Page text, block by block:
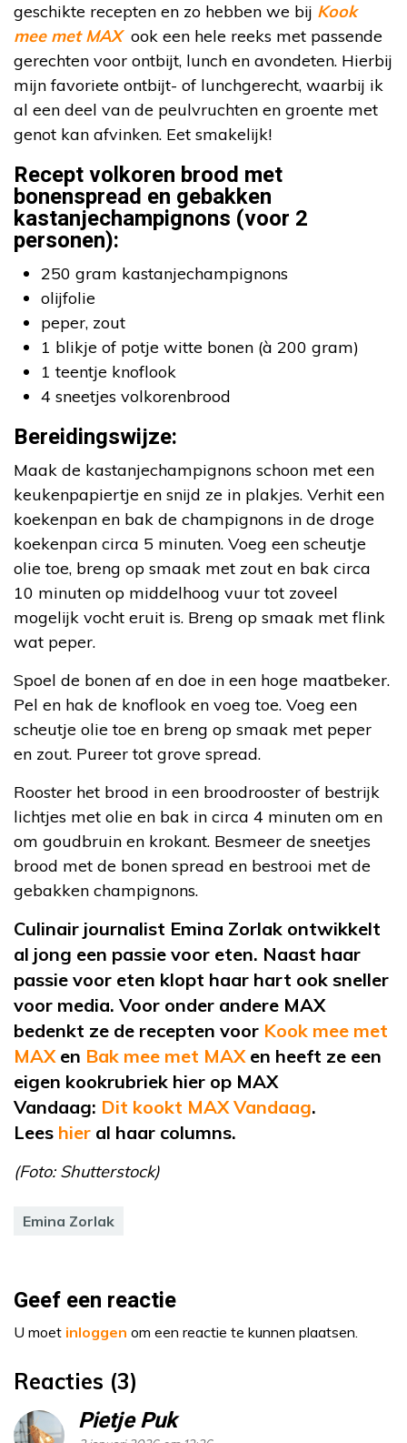
geschikte recepten en zo hebben we bij Kook
mee met MAXook een hele reeks met passende
gerechten voor ontbijt, lunch en avondeten. Hierbij
mijn favoriete ontbijt- of lunchgerecht, waarbij ik
al een deel van de peulvruchten en groente met
genot kan afvinken. Eet smakelijk!
Recept volkoren brood met
bonenspread en gebakken
kastanjechampignons (voor 2
personen):
250 gram kastanjechampignons
olijfolie
peper, zout
1 blikje of potje witte bonen (à 200 gram)
1 teentje knoflook
4 sneetjes volkorenbrood
Bereidingswijze:
Maak de kastanjechampignons schoon met een
keukenpapiertje en snijd ze in plakjes. Verhit een
koekenpan en bak de champignons in de droge
koekenpan circa 5 minuten. Voeg een scheutje
olie toe, breng op smaak met zout en bak circa
10 minuten op middelhoog vuur tot zoveel
mogelijk vocht eruit is. Breng op smaak met flink
wat peper.
Spoel de bonen af en doe in een hoge maatbeker.
Pel en hak de knoflook en voeg toe. Voeg een
scheutje olie toe en breng op smaak met peper
en zout. Pureer tot grove spread.
Rooster het brood in een broodrooster of bestrijk
lichtjes met olie en bak in circa 4 minuten om en
om goudbruin en krokant. Besmeer de sneetjes
brood met de bonen spread en bestrooi met de
gebakken champignons.
Culinair journalist Emina Zorlak ontwikkelt
al jong een passie voor eten. Naast haar
passie voor eten klopt haar hart ook sneller
voor media. Voor onder andere MAX
bedenkt ze de recepten voor Kook mee met
MAXen Bak mee met MAXen heeft ze een
eigen kookrubriek hier op MAX
Vandaag: Dit kookt MAX Vandaag.
Lees hier al haar columns.
(Foto: Shutterstock)
Emina Zorlak
Geef een reactie
U moet inloggen om een reactie te kunnen plaatsen.
Reacties (3)
Pietje Puk